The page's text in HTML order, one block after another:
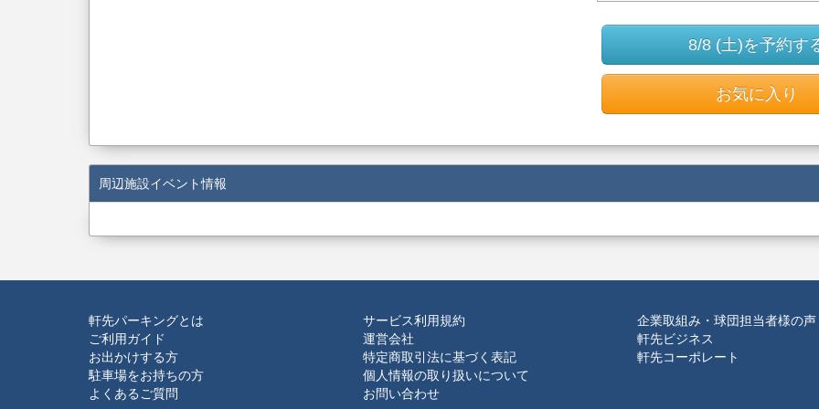
8/8 (土)を予約す
お気に入り
周辺施設イベント情報
軒先パーキングとは
ご利用ガイド
お出かけする方
駐車場をお持ちの方
よくあるご質問
サービス利用規約
運営会社
特定商取引法に基づく表記
個人情報の取り扱いについて
お問い合わせ
企業取組み・球団担当者様の声
軒先ビジネス
軒先コーポレート